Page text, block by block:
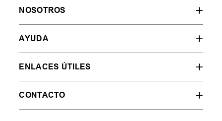
NOSOTROS
AYUDA
ENLACES ÚTILES
CONTACTO